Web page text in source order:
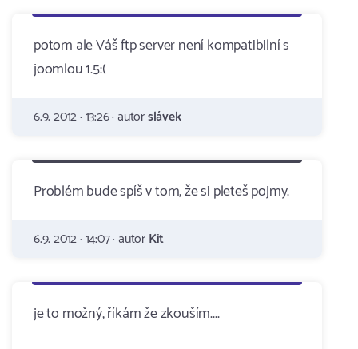
potom ale Váš ftp server není kompatibilní s
joomlou 1.5:(
6.9. 2012 · 13:26 · autorslávek
Problém bude spíš v tom, že si pleteš pojmy.
6.9. 2012 · 14:07 · autorKit
je to možný, říkám že zkouším....